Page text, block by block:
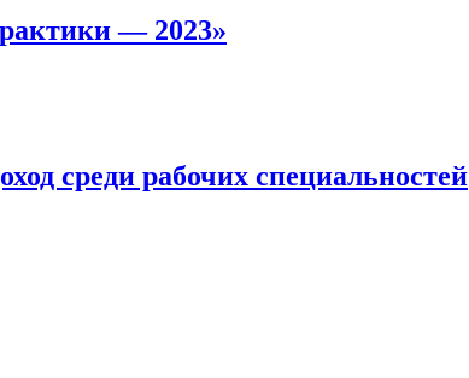
— 2023»
среди рабочих специальностей